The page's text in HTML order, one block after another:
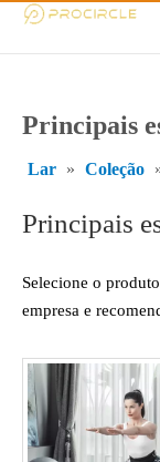
Principais
Lar » Coleção
Principais
Selecione o
empresa e